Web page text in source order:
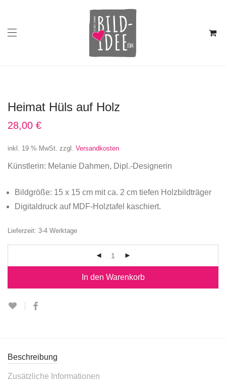
Heimat Hüls auf Holz
28,00 €
inkl. 19 % MwSt. zzgl. Versandkosten
Künstlerin: Melanie Dahmen, Dipl.-Designerin
Bildgröße: 15 x 15 cm mit ca. 2 cm tiefen Holzbildträger
Digitaldruck auf MDF-Holztafel kaschiert.
Lieferzeit: 3-4 Werktage
In den Warenkorb
Beschreibung
Zusätzliche Informationen